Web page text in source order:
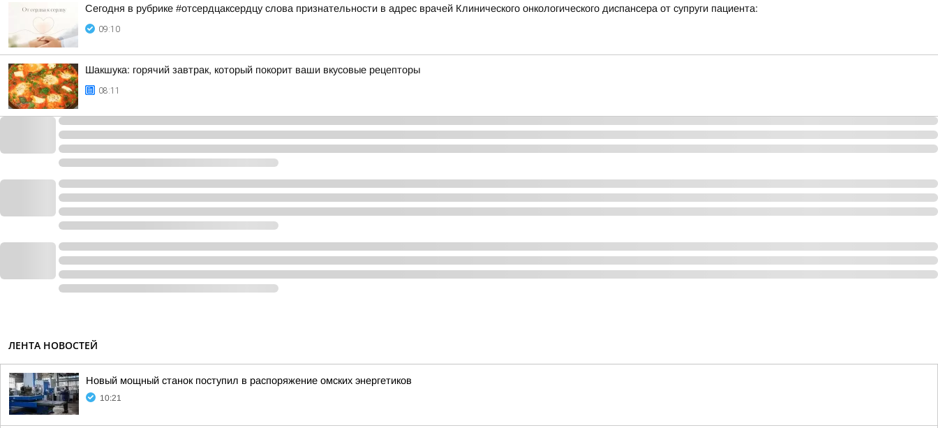
Сегодня в рубрике #отсердцаксердцу слова признательности в адрес врачей Клинического онкологического диспансера от супруги пациента:
09:10
Шакшука: горячий завтрак, который покорит ваши вкусовые рецепторы
08:11
ЛЕНТА НОВОСТЕЙ
Новый мощный станок поступил в распоряжение омских энергетиков
10:21